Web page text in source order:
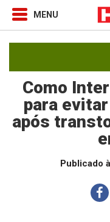
Como
para
após
Publicado